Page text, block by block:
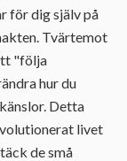
för dig själv på
Tvärtemot
"följa
hur du
Detta
livet
de små